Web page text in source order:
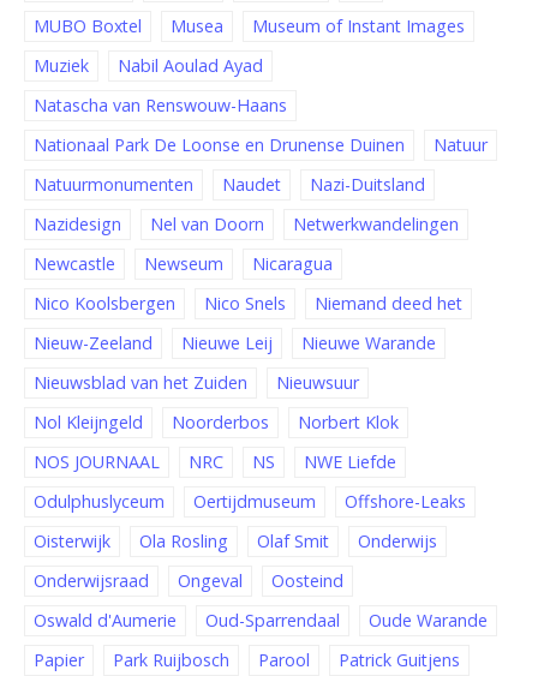
MUBO Boxtel
Musea
Museum of Instant Images
Muziek
Nabil Aoulad Ayad
Natascha van Renswouw-Haans
Nationaal Park De Loonse en Drunense Duinen
Natuur
Natuurmonumenten
Naudet
Nazi-Duitsland
Nazidesign
Nel van Doorn
Netwerkwandelingen
Newcastle
Newseum
Nicaragua
Nico Koolsbergen
Nico Snels
Niemand deed het
Nieuw-Zeeland
Nieuwe Leij
Nieuwe Warande
Nieuwsblad van het Zuiden
Nieuwsuur
Nol Kleijngeld
Noorderbos
Norbert Klok
NOS JOURNAAL
NRC NS
NWE Liefde
Odulphuslyceum
Oertijdmuseum
Offshore-Leaks
Oisterwijk
Ola Rosling Olaf Smit
Onderwijs
Onderwijsraad
Ongeval
Oosteind
Oswald d'Aumerie
Oud-Sparrendaal
Oude Warande
Papier
Park Ruijbosch Parool
Patrick Guitjens